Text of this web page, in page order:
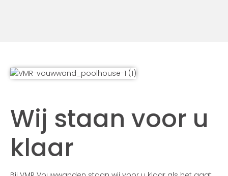
Wij staan voor u
klaar